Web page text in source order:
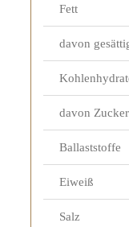
Fett
davon
davon Zucker
Ballaststoffe
Eiweiß
Salz